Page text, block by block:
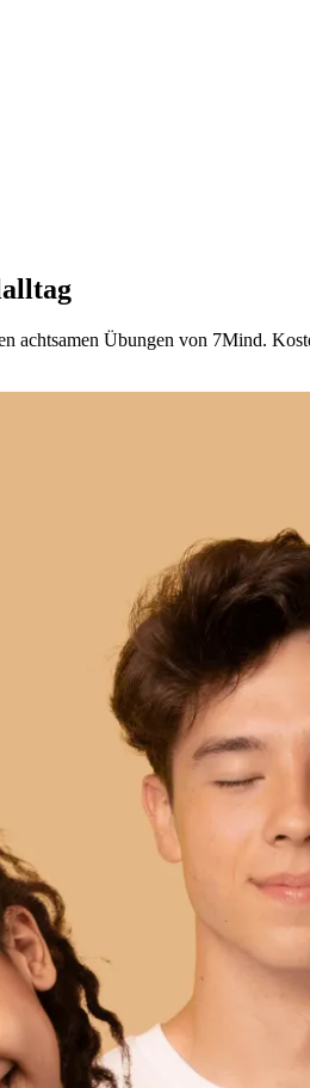
achtsamen Übungen von 7Mind.